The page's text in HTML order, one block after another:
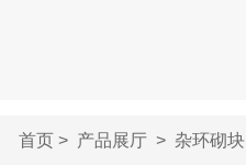
首页> 产品展厅> 杂环砌块